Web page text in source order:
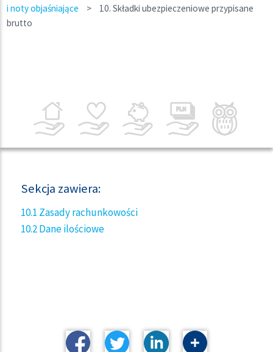
i noty objaśniające
>
10. Składki ubezpieczeniowe przypisane
brutto
Sekcja zawiera:
10.1 Zasady rachunkowości
10.2 Dane ilościowe